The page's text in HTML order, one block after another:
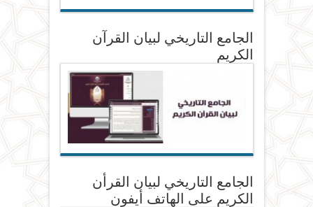
الجامع التاريخي لبيان القرآن
الكريم
الجامع التاريخي لبيان القرأن
الكريم على الهاتف أيفون